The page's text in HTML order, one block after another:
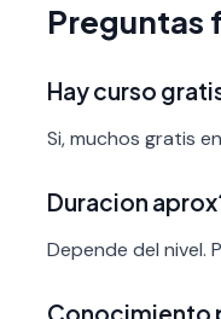
Preguntas
Hay curso
Si, muchos gratis
Duracion
Depende del nivel.